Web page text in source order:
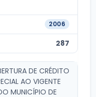
2006
287
DE CRÉDITO
AO VIGENTE
MUNICÍPIO DE